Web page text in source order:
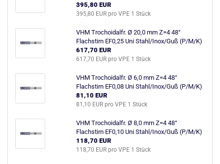
395,80 EUR
395,80 EUR pro VPE 1 Stück
VHM Trochoidalfr. Ø 20,0 mm Z=4 48°
Flachstirn EF0,25 Uni Stahl/Inox/Guß (P/M/K)
617,70 EUR
617,70 EUR pro VPE 1 Stück
VHM Trochoidalfr. Ø 6,0 mm Z=4 48°
Flachstirn EF0,08 Uni Stahl/Inox/Guß (P/M/K)
81,10 EUR
81,10 EUR pro VPE 1 Stück
VHM Trochoidalfr. Ø 8,0 mm Z=4 48°
Flachstirn EF0,10 Uni Stahl/Inox/Guß (P/M/K)
118,70 EUR
118,70 EUR pro VPE 1 Stück